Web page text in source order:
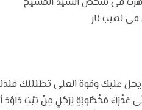
القدس يحل عليك وقوة العلى
عَذْرَاءَ مَخْطُوبَةٍ لِرَجُلٍ مِنْ بَيْتِ